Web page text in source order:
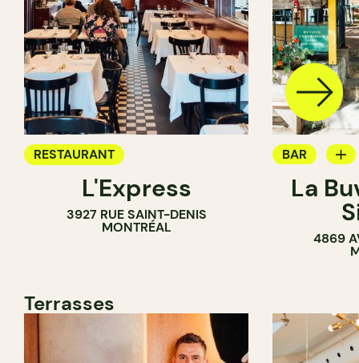
RESTAURANT
L'Express
3927 RUE SAINT-DENIS
MONTRÉAL
BAR
BAR À VIN
La
4869
Terrasses